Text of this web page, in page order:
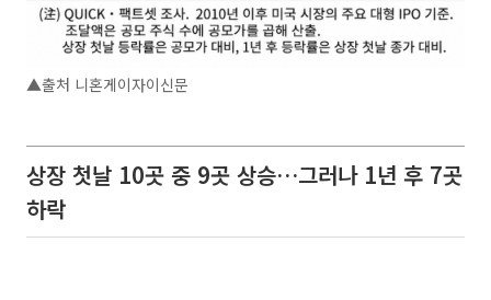
▲출처 니혼게이자이신문
상장 첫날 10곳 중 9곳 상승…그러나 1년 후 7곳
하락